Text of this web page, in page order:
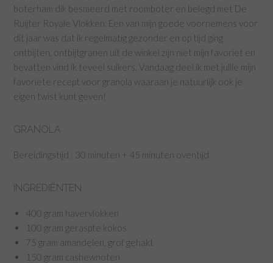
boterham dik besmeerd met roomboter en belegd met De
Ruijter Royale Vlokken. Een van mijn goede voornemens voor
dit jaar was dat ik regelmatig gezonder en op tijd ging
ontbijten, ontbijtgranen uit de winkel zijn niet mijn favoriet en
bevatten vind ik teveel suikers. Vandaag deel ik met jullie mijn
favoriete recept voor granola waaraan je natuurlijk ook je
eigen twist kunt geven!
GRANOLA
Bereidingstijd : 30 minuten + 45 minuten oventijd
INGREDIËNTEN :
400 gram havervlokken
100 gram geraspte kokos
75 gram amandelen, grof gehakt
150 gram cashewnoten